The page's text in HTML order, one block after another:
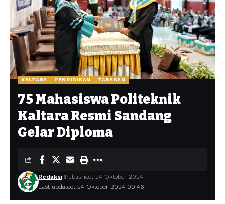
KALTARA PENDIDIKAN TARAKAN
75 Mahasiswa Politeknik
Kaltara Resmi Sandang
Gelar Diploma
Last updated: 24 Oktober 2024 00:46
Redaksi Published: 24 Oktober 2024